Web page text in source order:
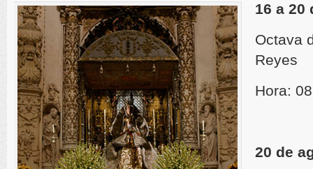
16 a 20
Octava
Reyes
Hora:
20 de